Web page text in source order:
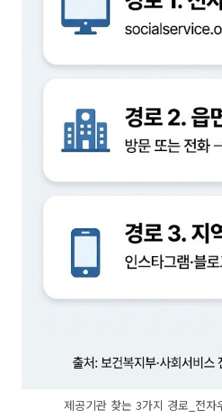
제공기관 찾는 3가지 경로_전자